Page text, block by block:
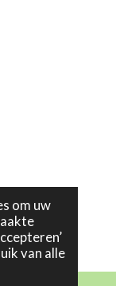
om uw
van alle